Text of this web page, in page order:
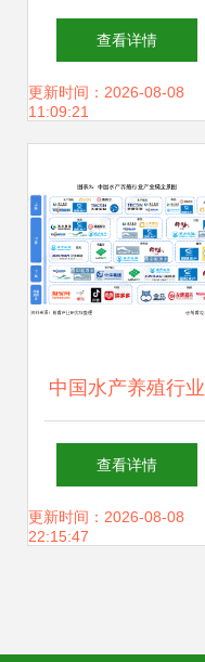
推动海南陵水现代
高质渔牧产业
查看详情
更新时间：2026-08-08
11:09:21
中国水产养殖行业
产业链全景图 从饲
料销售看畜牧渔业
查看详情
更新时间：2026-08-08
22:15:47